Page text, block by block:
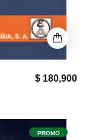
$ 180,900
PROMO